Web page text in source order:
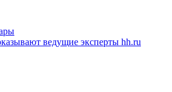
ведущие эксперты hh.ru